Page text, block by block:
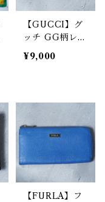
【GUCCI】グ
ッチ GG柄レザ
ーキーケース b
lack
¥9,000
【FURLA】フ